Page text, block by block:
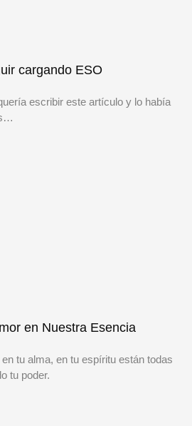
cargando ESO
escribir este artículo y lo había
en Nuestra Esencia
tu alma, en tu espíritu están todas
tu poder.